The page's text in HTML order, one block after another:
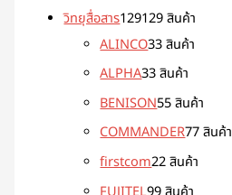
วิทยุสื่อสาร129129 สินค้า
ALINCO33 สินค้า
ALPHA33 สินค้า
BENISON55 สินค้า
COMMANDER77 สินค้า
firstcom22 สินค้า